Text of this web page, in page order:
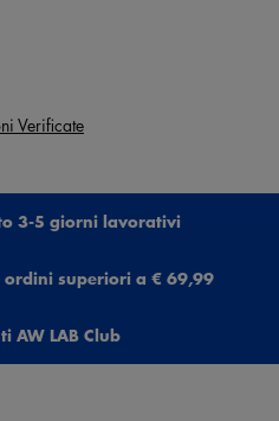
Verificate
3-5 giorni lavorativi
superiori a € 69,99
AW LAB Club